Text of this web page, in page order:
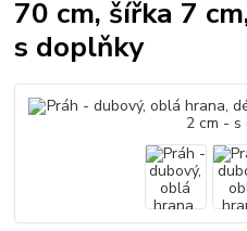
70 cm, šířka 7
s doplňky